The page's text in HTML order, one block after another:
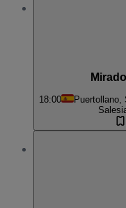
18:00 Puertollano,